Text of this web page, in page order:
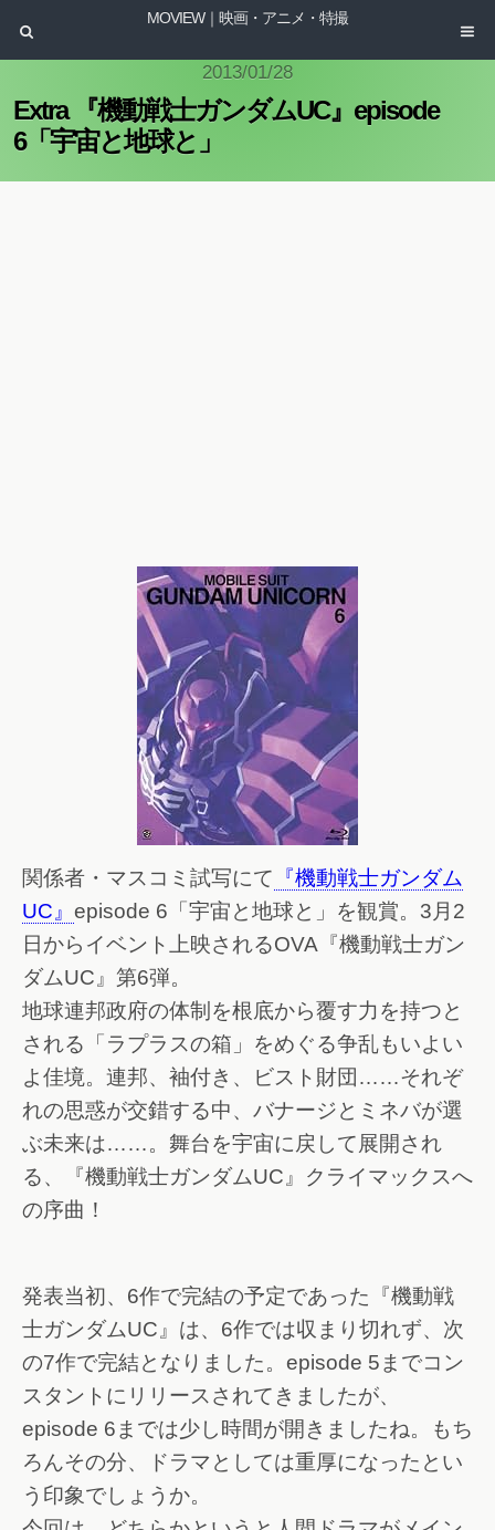
MOVIEW｜映画・アニメ・特撮
2013/01/28
Extra 『機動戦士ガンダムUC』episode
6「宇宙と地球と」
関係者・マスコミ試写にて 『機動戦士ガンダム
UC』 episode 6「宇宙と地球と」を観賞。3月2
日からイベント上映されるOVA『機動戦士ガン
ダムUC』第6弾。
地球連邦政府の体制を根底から覆す力を持つと
される「ラプラスの箱」をめぐる争乱もいよい
よ佳境。連邦、袖付き、ビスト財団……それぞ
れの思惑が交錯する中、バナージとミネバが選
ぶ未来は……。舞台を宇宙に戻して展開され
る、『機動戦士ガンダムUC』クライマックスへ
の序曲！
発表当初、6作で完結の予定であった『機動戦
士ガンダムUC』は、6作では収まり切れず、次
の7作で完結となりました。episode 5までコン
スタントにリリースされてきましたが、
episode 6までは少し時間が開きましたね。もち
ろんその分、ドラマとしては重厚になったとい
う印象でしょうか。